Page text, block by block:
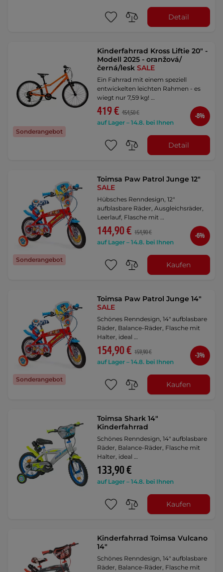
Detail
Sonderangebot
Kinderfahrrad Kross Liftie 20" -
Modell 2025 - oranžová/
černá/leskSALE
Ein Fahrrad mit einem speziell
entwickelten leichten Rahmen - es
wiegt nur 7,59 kg! …
419 € 454,50 €
auf Lager – 14.8. bei Ihnen
-8%
Detail
Sonderangebot
Toimsa Paw Patrol Junge 12"
SALE
Hübsches Renndesign, 12"
aufblasbare Räder, Ausgleichsräder,
Leerlauf, Flasche mit …
144,90 € 154,90 €
auf Lager – 14.8. bei Ihnen
-6%
Kaufen
Sonderangebot
Toimsa Paw Patrol Junge 14"
SALE
Schönes Renndesign, 14" aufblasbare
Räder, Balance-Räder, Flasche mit
Halter, ideal …
154,90 € 159,90 €
auf Lager – 14.8. bei Ihnen
-3%
Kaufen
Toimsa Shark 14"
Kinderfahrrad
Schönes Renndesign, 14" aufblasbare
Räder, Balance-Räder, Flasche mit
Halter, ideal …
133,90 €
auf Lager – 14.8. bei Ihnen
Kaufen
Kinderfahrrad Toimsa Vulcano
14"
Schönes Renndesign, 14" aufblasbare
Räder, Balance-Räder, Flasche mit